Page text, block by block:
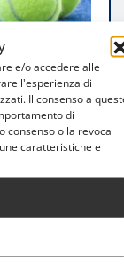
e/o accedere alle
l'esperienza di
Il consenso a
di
consenso o la revoca
caratteristiche e
a
9, 2025